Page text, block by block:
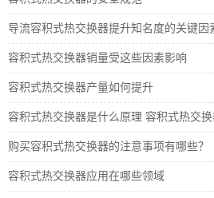
导流容积式热交换器提升知名度的关键因
容积式热交换器销量受这些因素影响
容积式热交换器产量如何提升
容积式热交换器是什么原理 容积式热交
购买容积式热交换器的注意事项有哪些？
容积式热交换器应用在哪些领域